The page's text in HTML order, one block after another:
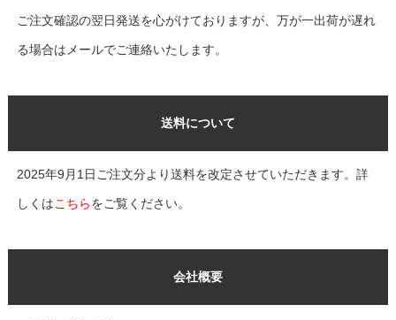
ご注文確認の翌日発送を心がけておりますが、万が一出荷が遅れ
る場合はメールでご連絡いたします。
会社概要
送料について
2025年9月1日ご注文分より送料を改定させていただきます。詳
しくはこちらをご覧ください。